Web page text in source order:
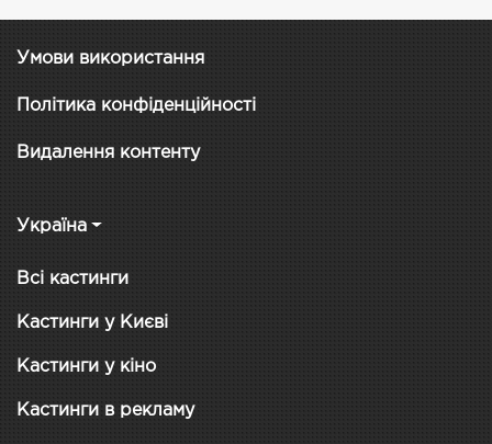
Умови використання
Політика конфіденційності
Видалення контенту
Україна
Всі кастинги
Кастинги у Києві
Кастинги у кіно
Кастинги в рекламу